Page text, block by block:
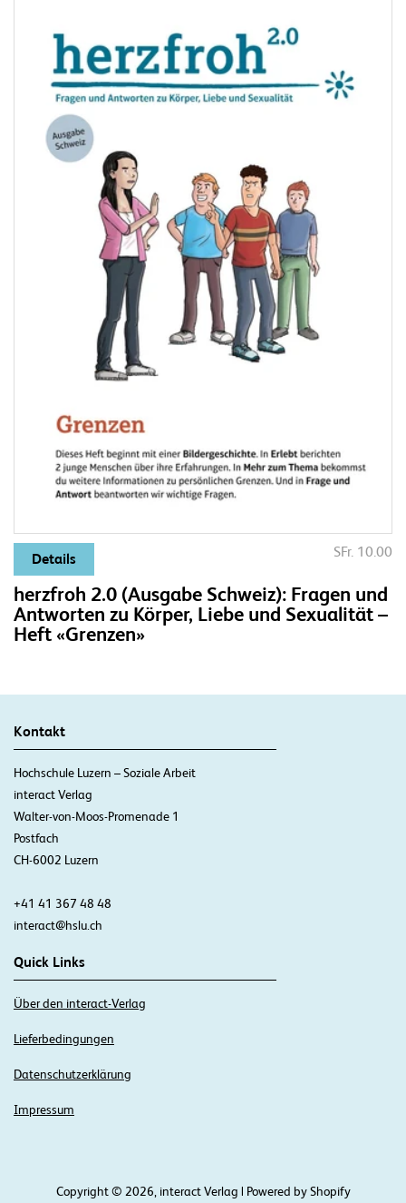
Details SFr. 10.00
herzfroh 2.0 (Ausgabe Schweiz): Fragen und
Antworten zu Körper, Liebe und Sexualität –
Heft «Grenzen»
Kontakt
Hochschule Luzern – Soziale Arbeit
interact Verlag
Walter-von-Moos-Promenade 1
Postfach
CH-6002 Luzern
+41 41 367 48 48
interact@hslu.ch
Quick Links
Über den interact-Verlag
Lieferbedingungen
Datenschutzerklärung
Impressum
Copyright © 2026, interact Verlag | Powered by Shopify